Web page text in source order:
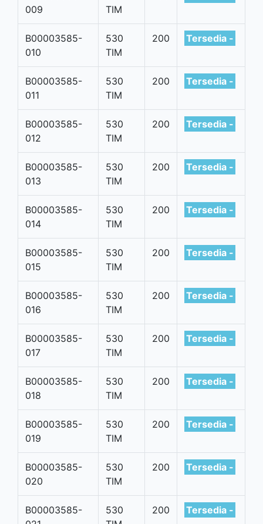
009
TIM
B00003585-
010
530
TIM
200 Tersedia -
B00003585-
011
530
TIM
200 Tersedia -
B00003585-
012
530
TIM
200 Tersedia -
B00003585-
013
530
TIM
200 Tersedia -
B00003585-
014
530
TIM
200 Tersedia -
B00003585-
015
530
TIM
200 Tersedia -
B00003585-
016
530
TIM
200 Tersedia -
B00003585-
017
530
TIM
200 Tersedia -
B00003585-
018
530
TIM
200 Tersedia -
B00003585-
019
530
TIM
200 Tersedia -
B00003585-
020
530
TIM
200 Tersedia -
B00003585-
530
200 Tersedia -